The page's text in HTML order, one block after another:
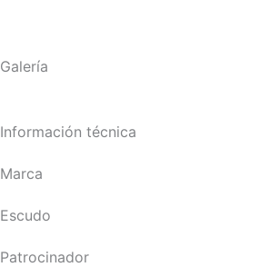
Galería
Información técnica
Marca
Escudo
Patrocinador